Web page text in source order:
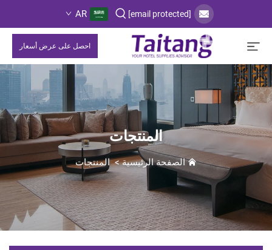
[email protected]
AR
احصل على عرض أسعار
المنتجات
الصفحة الرئيسية>المنتجات